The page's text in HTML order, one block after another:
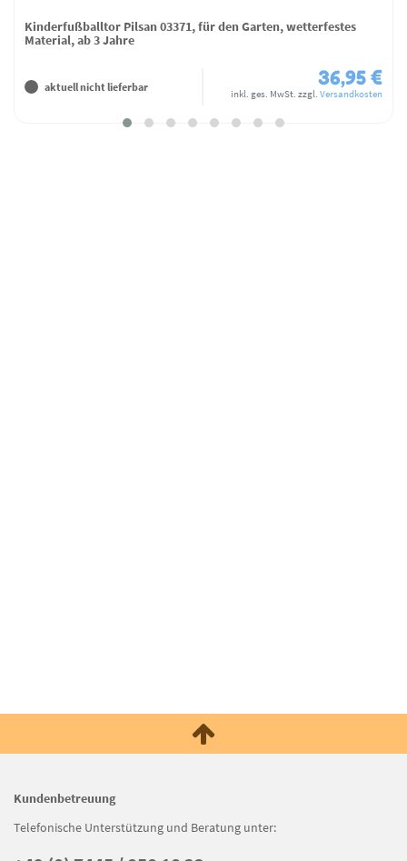
Kinderfußballtor Pilsan 03371, für den Garten, wetterfestes
Material, ab 3 Jahre
aktuell nicht lieferbar 36,95 €
inkl. ges. MwSt. zzgl. Versandkosten
Kundenbetreuung
Telefonische Unterstützung und Beratung unter: